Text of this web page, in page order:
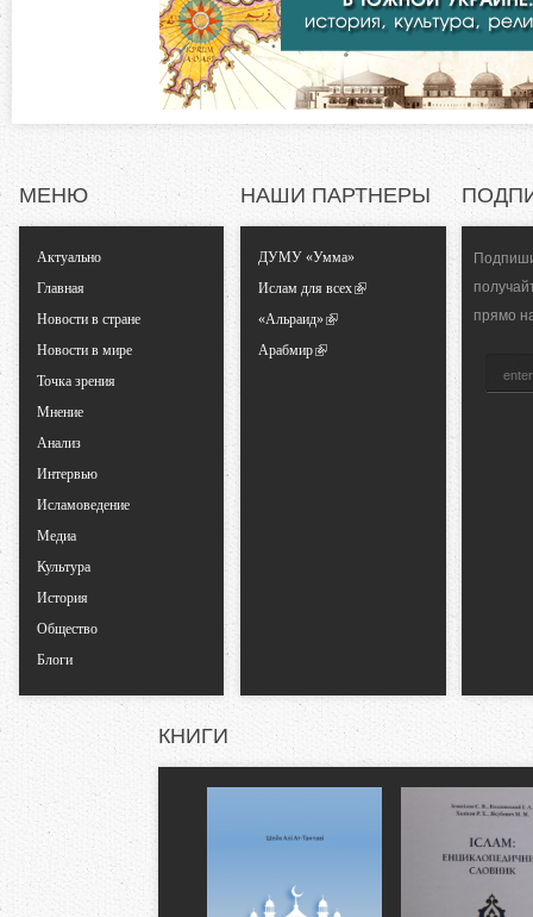
ь
н
е
в
л
а
к
МЕНЮ
Актуально
Главная
Новости в стране
Новости в мире
Точка зрения
Мнение
Анализ
Интервью
Исламоведение
Медиа
Культура
История
Общество
Блоги
НАШИ ПАРТНЕРЫ
ДУМУ «Умма»
Ислам для всех
«Альраид»
Арабмир
прямо
КНИГИ